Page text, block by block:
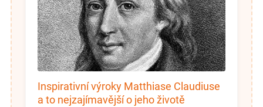
Inspirativní výroky Matthiase Claudiuse
a to nejzajímavější o jeho životě